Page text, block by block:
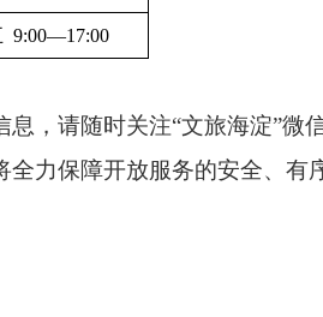
9:00—17:00
，请随时关注“文旅海淀”微
力保障开放服务的安全、有